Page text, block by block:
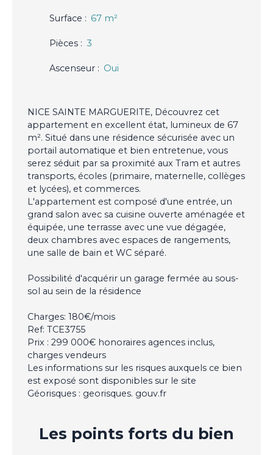
Surface : 67 m²
Pièces : 3
Ascenseur : Oui
NICE SAINTE MARGUERITE, Découvrez cet
appartement en excellent état, lumineux de 67
m². Situé dans une résidence sécurisée avec un
portail automatique et bien entretenue, vous
serez séduit par sa proximité aux Tram et autres
transports, écoles (primaire, maternelle, collèges
et lycées), et commerces.
L'appartement est composé d'une entrée, un
grand salon avec sa cuisine ouverte aménagée et
équipée, une terrasse avec une vue dégagée,
deux chambres avec espaces de rangements,
une salle de bain et WC séparé.
Possibilité d'acquérir un garage fermée au sous-
sol au sein de la résidence
Charges: 180€/mois
Ref: TCE3755
Prix : 299 000€ honoraires agences inclus,
charges vendeurs
Les informations sur les risques auxquels ce bien
est exposé sont disponibles sur le site
Géorisques : georisques. gouv.fr
Les points forts du bien